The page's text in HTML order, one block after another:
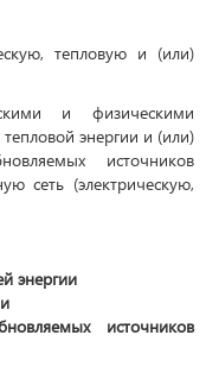
тепловую и (или)
и физическими
энергии и (или)
источников
сеть (электрическую,
энергии
источников